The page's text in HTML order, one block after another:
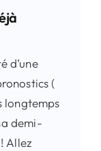
d’une
(
longtemps
demi-
Allez